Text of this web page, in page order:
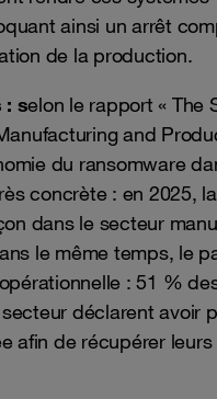
ainsi un arrêt
de la production.
: selon le rapport « The
and
du ransomware
concrète : en 2025,
dans le secteur
le même temps, le
: 51 %
déclarent avoir
afin de récupérer leurs